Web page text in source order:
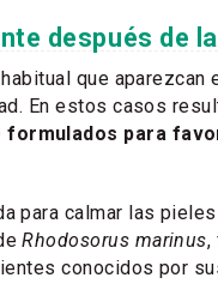
después de
que aparezcan
En estos casos
para
para calmar las
Rhodosorus marinus,
conocidos por